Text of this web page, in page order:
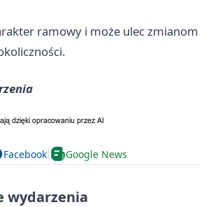
ramowy i może ulec zmianom
Facebook Google News
wydarzenia